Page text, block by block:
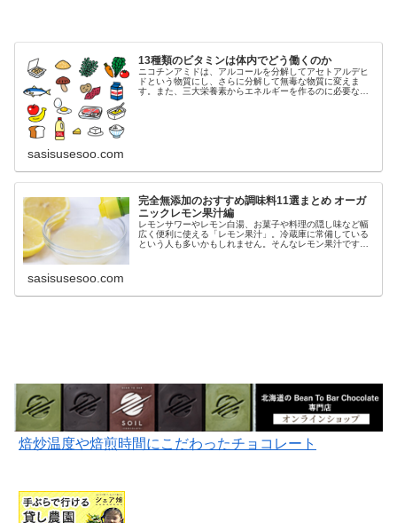
13種類のビタミンは体内でどう働くのか
ニコチンアミドは、アルコールを分解してアセトアルデヒ
ドという物質にし、さらに分解して無毒な物質に変えま
す。また、三大栄養素からエネルギーを作るのに必要な酵
sasisusesoo.com
完全無添加のおすすめ調味料11選まとめ オーガ
ニックレモン果汁編
レモンサワーやレモン白湯、お菓子や料理の隠し味など幅
広く便利に使える「レモン果汁」。冷蔵庫に常備している
という人も多いかもしれません。そんなレモン果汁です
sasisusesoo.com
焙炒温度や焙煎時間にこだわったチョコレート